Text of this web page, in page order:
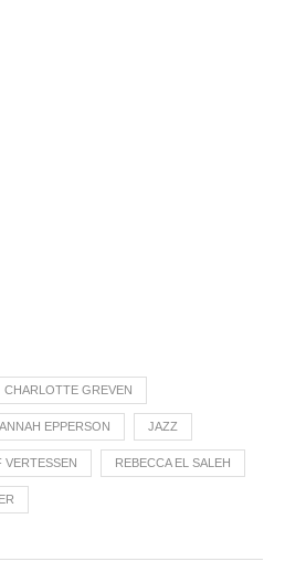
CHARLOTTE GREVEN
EPPERSON JAZZ
VERTESSEN REBECCA EL SALEH